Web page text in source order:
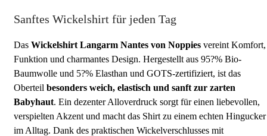
Sanftes Wickelshirt für jeden Tag
Das Wickelshirt Langarm Nantes von Noppies vereint Komfort,
Funktion und charmantes Design. Hergestellt aus 95?% Bio-
Baumwolle und 5?% Elasthan und GOTS-zertifiziert, ist das
Oberteil besonders weich, elastisch und sanft zur zarten
Babyhaut. Ein dezenter Alloverdruck sorgt für einen liebevollen,
verspielten Akzent und macht das Shirt zu einem echten Hingucker
im Alltag. Dank des praktischen Wickelverschlusses mit